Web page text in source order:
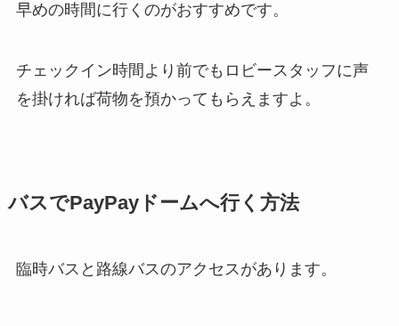
早めの時間に行くのがおすすめです。
チェックイン時間より前でもロビースタッフに声
を掛ければ荷物を預かってもらえますよ。
バスでPayPayドームへ行く方法
臨時バスと路線バスのアクセスがあります。